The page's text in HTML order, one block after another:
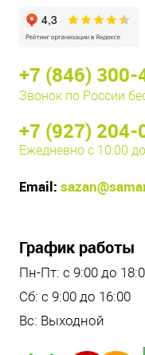
+7 (846) 300-
Звонок по России
+7 (927) 204-
Ежедневно с 10:00
Email:
График работы
Пн-Пт: с 9:00 до
Сб: с 9:00 до 16:00
Вс: Выходной